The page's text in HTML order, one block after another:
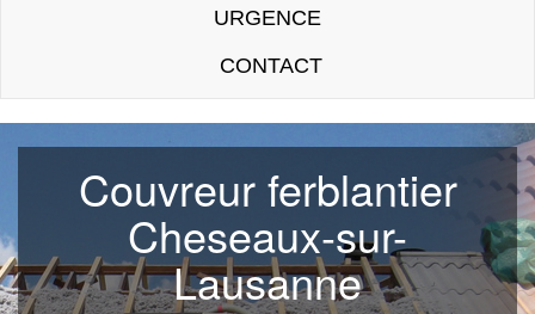
URGENCE
CONTACT
Couvreur ferblantier
Cheseaux-sur-
Lausanne